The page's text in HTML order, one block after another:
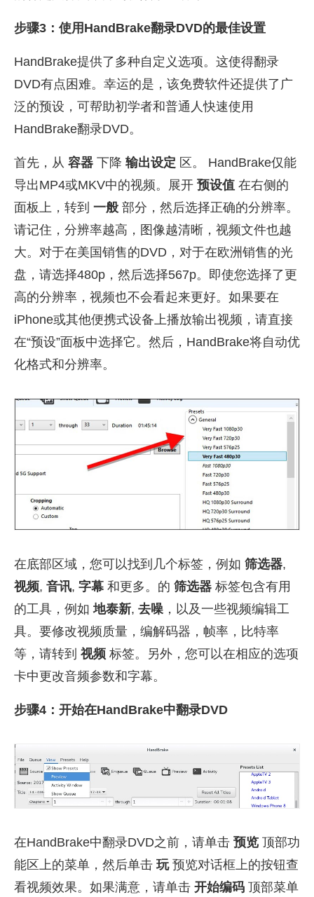
步骤3：使用HandBrake翻录DVD的最佳设置
HandBrake提供了多种自定义选项。这使得翻录
DVD有点困难。幸运的是，该免费软件还提供了广
泛的预设，可帮助初学者和普通人快速使用
HandBrake翻录DVD。
首先，从 容器 下降 输出设定 区。 HandBrake仅能
导出MP4或MKV中的视频。展开 预设值 在右侧的
面板上，转到 一般 部分，然后选择正确的分辨率。
请记住，分辨率越高，图像越清晰，视频文件也越
大。对于在美国销售的DVD，对于在欧洲销售的光
盘，请选择480p，然后选择567p。即使您选择了更
高的分辨率，视频也不会看起来更好。如果要在
iPhone或其他便携式设备上播放输出视频，请直接
在“预设”面板中选择它。然后，HandBrake将自动优
化格式和分辨率。
在底部区域，您可以找到几个标签，例如 筛选器,
视频, 音讯, 字幕 和更多。的 筛选器 标签包含有用
的工具，例如地泰新, 去噪 ，以及一些视频编辑工
具。要修改视频质量，编解码器，帧率，比特率
等，请转到 视频 标签。另外，您可以在相应的选项
卡中更改音频参数和字幕。
步骤4：开始在HandBrake中翻录DVD
在HandBrake中翻录DVD之前，请单击 预览 顶部功
能区上的菜单，然后单击 玩预览对话框上的按钮查
看视频效果。如果满意，请单击 开始编码 顶部菜单